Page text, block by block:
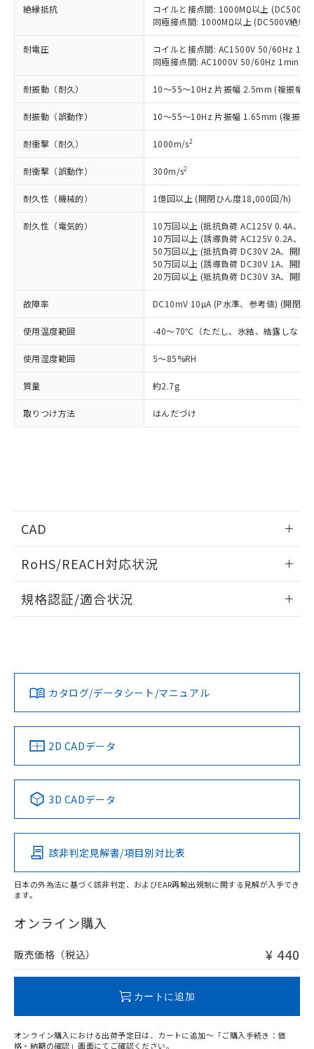
絶縁抵抗
コイルと接点間: 1000MΩ以上 (DC500V
同極接点間: 1000MΩ以上 (DC500V絶縁
耐電圧
コイルと接点間: AC1500V 50/60Hz
同極接点間: AC1000V 50/60Hz 1min
耐振動（耐久） 10～55～10Hz 片振幅 2.5mm (複振幅
耐振動（誤動作） 10～55～10Hz 片振幅 1.65mm (複振幅
耐衝撃（耐久） 1000m/s2
耐衝撃（誤動作） 300m/s2
耐久性（機械的） 1億回以上 (開閉ひん度18,000回/h)
耐久性（電気的）
10万回以上 (抵抗負荷 AC125V 0.4A、
10万回以上 (誘導負荷 AC125V 0.2A、
50万回以上 (抵抗負荷 DC30V 2A、開閉
50万回以上 (誘導負荷 DC30V 1A、開閉
20万回以上 (抵抗負荷 DC30V 3A、開閉
故障率 DC10mV 10µA (P水準、参考値) (開閉
使用温度範囲 -40～70℃（ただし、氷結、結露しない
使用湿度範囲 5～85%RH
質量 約2.7g
取りつけ方法 はんだづけ
CAD
ドすることができます。
ログイン/会員登録
ダウンロードデータをご利用いただく前に、以下を必ずお読
みください。
ソフトウェアの使用条件
RoHS/REACH対応状況
EU RoHS 注意事項・凡例
対応済み
中国 RoHS 注意事項・凡例
Pb Hg Cd Cr(VI)
O
在庫等で未対応品が混在する可能性があります。
問い合わせください。
規格認証/適合状況
カタログ/データシート/マニュアル
2D CADデータ
3D CADデータ
該非判定見解書/項目別対比表
日本の外為法に基づく該非判定、およびEAR再輸出規制に関する見解が入手でき
ます。
オンライン購入
販売価格（税込） ¥ 440
カートに追加
オンライン購入における出荷予定日は、カートに追加～「ご購入手続き：価
格・納期の確認」画面にてご確認ください。
タに基づき作成されるものであり、閲
覧された時点での実際の在庫および標
準価格とは異なる場合があることをご
正式な納期状況および標準価格はお客
様のお取引先、またはお客様担当のオ
ムロン制御機器販売店・当社販売員に
ご相談ください。
オムロン制御機器販売店や当社販売拠
販売ネットワーク
在庫状況および標準価格結果を当社の
事前の承諾なく第三者に漏洩または開
示しないようお願いします。
マイパーツ機能（部品リスト作成サー
ビス）をご利用いただくには、I-Web
メンバーズにご登録されている必要が
お客様が当ウェブサイト上で当社にご
登録された部品リストについて、当社
および当社の共同利用者が、当社の製
引・商談に必要な範囲で利用すること
をご了承ください。
の共同利用に関して"
用者の範囲」に記載されている法人を
*EU RoHS指令（10物質）：
鉛(Pb) 1000ppm以下、 水銀(Hg) 1000ppm以下、 カド
六価クロム(Cr(Ⅵ)) 1000ppm以下、ポリ臭化ビフェニル
類(PBB) 1000ppm以下、ポリ臭化ジフェニルエーテル類
(PBDE) 1000ppm以下、フタル酸ビス(2-エチルヘキシ
ル) (DEHP)(別名：DOP) 1000ppm以下、フタル酸ブチ
（DBP） 1000ppm以下、フタル酸ジイソブチル
但し、RoHS指令で産業用監視および制御機器に対する
適用除外項目は除く。
フタル酸エステル類の４物質については閾値を超える意
図的な使用がないことを確認しています。
部品在庫の切り替え状況などにより、予定
月が前後することがあります。
※3 非含有証明書ダウンロード
下記の非含有証明書をダウンロードするこ
とができます。
EU RoHS指令（10物質）の非含有証明書
51物質の非含有証明書（当社基準）
※本証明書は発行日時点で非含有を証明す
るもので、過去に遡って非含有を証明する
ものではありません。
していることから、特段のことがない限
*中国RoHS10物質の基準値 (GB/T26572)：
Pb(鉛) :1000ppm、 Hg(水銀) : 1000ppm、 Cd(カドミウ
Cr(Ⅵ)(六価クロム) : 1000ppm、 PBBs(ポリ臭化ビフェ
ニル類) : 1000ppm、 PBDEs(ポリ臭化ジフェニルエーテ
イソブチル) : 1000ppm、 BBP(フタル酸ブチルベンジ
DEHP(フタル酸ビス(2-エチルヘキシル)) : 1000ppm
※2 環境保護使用期限
「ｅ」：有害物質（10物質）のすべてが基
準値以下であることを示します。
「10」：通常の使用状況下において有害物
質が外部に漏えいし、環境に深刻な影響を
及ぼさない年数を意味します。
「－」：未確認です。当社販売部門へお問
または国外への提供する場合は、日本
国政府の輸出許可(または役務取引許
可)を取得するなどの必要な手続きを
当社は規制貨物を破棄する場合は、完
全に破砕するなど、違法に輸出されな
当社は貴社製品を、核兵器、ミサイ
ル、化学兵器、生物兵器またはその他
武器並びにこれらの製造装置等に一切
使用いたしません。
当社は、貴社製品を第三者に販売する
場合は、上記1、2および3の内容を当
該第三者に通知します。また当社は、
販売先および販売に係わる関係者が違
法に輸出するおそれがある場合は、取
り引きをいたしません。
キャンセル
一定数以上の在庫あり
△ 一定数には満たないが在庫あり
在庫なし(最新の在庫状況につ
いては、お客様のお取引先、ま
たはお客様担当のオムロン制御
機器販売店・当社販売員にご確
認ください)
空
受注生産機種、また在庫状況の
情報を公開していない機種